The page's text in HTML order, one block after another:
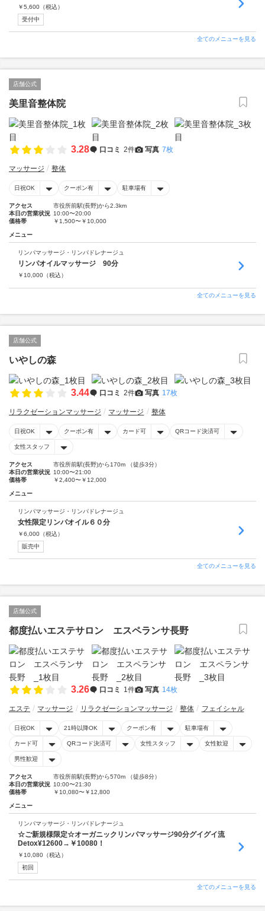
￥5,600 （税込）
受付中
全てのメニューを見る
店舗公式
美里音整体院
3.28 口コミ 2件 写真 7枚
マッサージ 整体
日祝OK クーポン有 駐車場有
アクセス
市役所前駅(長野)から2.3km
本日の営業状況 10:00〜20:00
価格帯
￥1,500〜￥10,000
メニュー
リンパマッサージ・リンパドレナージュ
リンパオイルマッサージ 90分
￥ 10,000 （税込）
全てのメニューを見る
店舗公式
いやしの森
3.44 口コミ 2件 写真 17枚
リラクゼーションマッサージ マッサージ 整体
日祝OK クーポン有 カード可 QRコード決済可
女性スタッフ
アクセス
市役所前駅(長野)から170m （徒歩3分）
本日の営業状況 10:00〜21:00
価格帯
￥2,400〜￥12,000
メニュー
リンパマッサージ・リンパドレナージュ
女性限定リンパオイル６０分
￥6,000 （税込）
販売中
全てのメニューを見る
店舗公式
都度払いエステサロン エスペランサ長野
3.26 口コミ 1件 写真 14枚
エステ マッサージ リラクゼーションマッサージ 整体 フェイシャル
日祝OK 21時以降OK クーポン有 駐車場有
カード可 QRコード決済可 女性スタッフ 女性歓迎
男性歓迎
アクセス
市役所前駅(長野)から570m （徒歩8分）
本日の営業状況 10:00〜21:30
価格帯
￥10,080〜￥12,800
メニュー
リンパマッサージ・リンパドレナージュ
☆ご新規様限定☆オーガニックリンパマッサージ90分グイグイ流
Detox¥12600→￥10080！
￥ 10,080 （税込）
初回
全てのメニューを見る